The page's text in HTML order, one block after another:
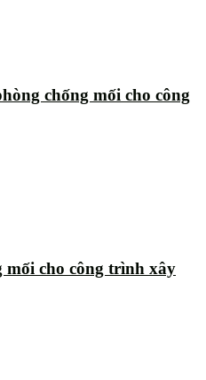
chống mối cho công
mối cho công trình xây